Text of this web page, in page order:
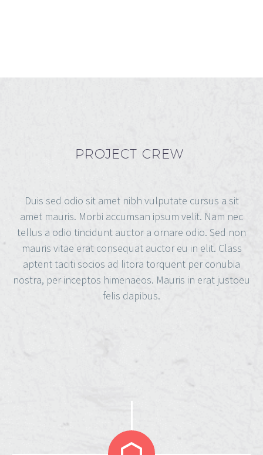
PROJECT CREW
Duis sed odio sit amet nibh vulputate cursus a sit
amet mauris. Morbi accumsan ipsum velit. Nam nec
tellus a odio tincidunt auctor a ornare odio. Sed non
mauris vitae erat consequat auctor eu in elit. Class
aptent taciti socios ad litora torquent per conubia
nostra, per inceptos himenaeos. Mauris in erat justoeu
felis dapibus.